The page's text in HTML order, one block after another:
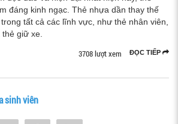
đáng kinh ngạc. Thẻ nhựa dần thay thế
tất cả các lĩnh vực, như thẻ nhân viên,
giữ xe.
ĐỌC TIẾP
3708 lượt xem
sinh viên